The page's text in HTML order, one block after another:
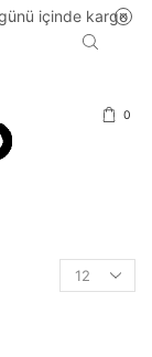
içinde kargo
0
Products
per